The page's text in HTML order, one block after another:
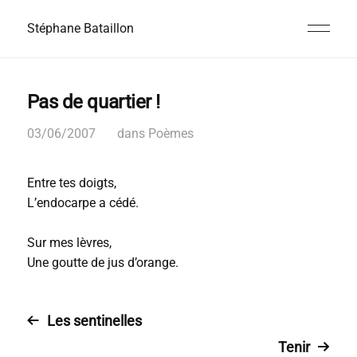
Stéphane Bataillon
Pas de quartier !
03/06/2007 dans Poèmes
Entre tes doigts,
L’endocarpe a cédé.
Sur mes lèvres,
Une goutte de jus d’orange.
Les sentinelles
Tenir